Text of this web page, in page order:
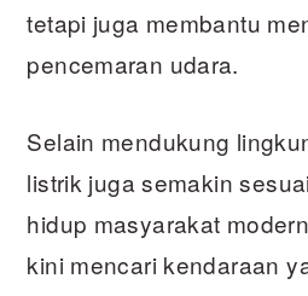
tetapi juga membantu
pencemaran udara.
Selain mendukung
listrik juga semakin
hidup masyarakat
kini mencari kendaraan